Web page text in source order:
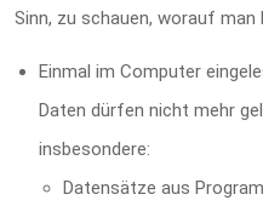
Sinn, zu schauen, worauf
Einmal im Computer
Daten dürfen nicht mehr
insbesondere:
Datensätze aus